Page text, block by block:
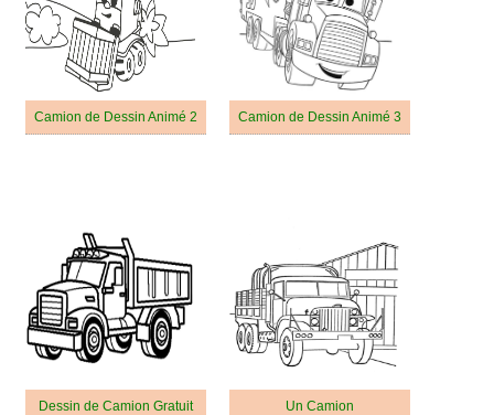
Camion de Dessin Animé 2 Camion de Dessin Animé 3
Dessin de Camion Gratuit Un Camion